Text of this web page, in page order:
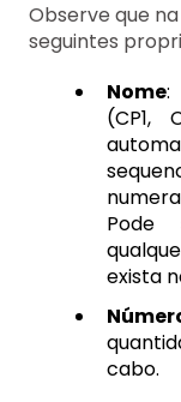
Observe que
seguintes
Nome:
(CP1,
Pode
exista
cabo.